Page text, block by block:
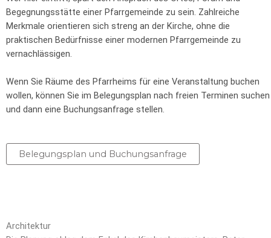
Begegnungsstätte einer Pfarrgemeinde zu sein. Zahlreiche
Merkmale orientieren sich streng an der Kirche, ohne die
praktischen Bedürfnisse einer modernen Pfarrgemeinde zu
vernachlässigen.
Wenn Sie Räume des Pfarrheims für eine Veranstaltung buchen
wollen, können Sie im Belegungsplan nach freien Terminen suchen
und dann eine Buchungsanfrage stellen.
Belegungsplan und Buchungsanfrage
Architektur